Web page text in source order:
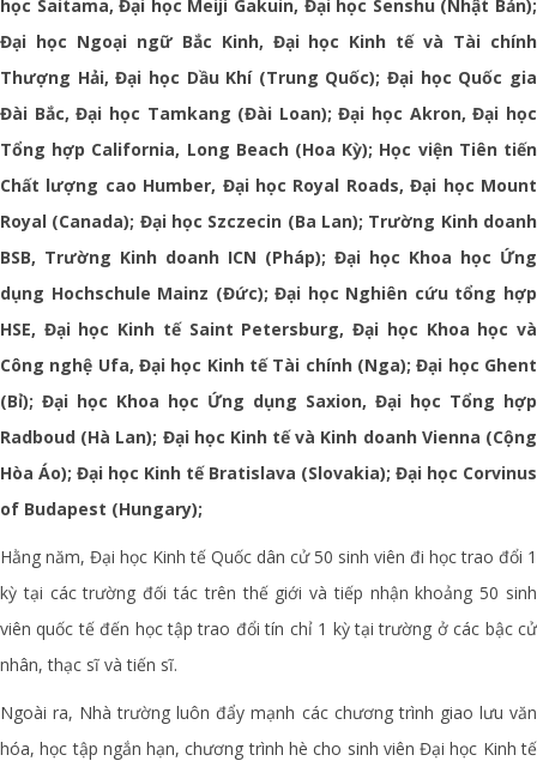
học Saitama, Đại học Meiji Gakuin, Đại học Senshu (Nhật Bản);
Đại học Ngoại ngữ Bắc Kinh, Đại học Kinh tế và Tài chính
Thượng Hải, Đại học Dầu Khí (Trung Quốc); Đại học Quốc gia
Đài Bắc, Đại học Tamkang (Đài Loan); Đại học Akron, Đại học
Tổng hợp California, Long Beach (Hoa Kỳ); Học viện Tiên tiến
Chất lượng cao Humber, Đại học Royal Roads, Đại học Mount
Royal (Canada); Đại học Szczecin (Ba Lan); Trường Kinh doanh
BSB, Trường Kinh doanh ICN (Pháp); Đại học Khoa học Ứng
dụng Hochschule Mainz (Đức); Đại học Nghiên cứu tổng hợp
HSE, Đại học Kinh tế Saint Petersburg, Đại học Khoa học và
Công nghệ Ufa, Đại học Kinh tế Tài chính (Nga); Đại học Ghent
(Bỉ); Đại học Khoa học Ứng dụng Saxion, Đại học Tổng hợp
Radboud (Hà Lan); Đại học Kinh tế và Kinh doanh Vienna (Cộng
Hòa Áo); Đại học Kinh tế Bratislava (Slovakia); Đại học Corvinus
of Budapest (Hungary);
Hằng năm, Đại học Kinh tế Quốc dân cử 50 sinh viên đi học trao đổi 1
kỳ tại các trường đối tác trên thế giới và tiếp nhận khoảng 50 sinh
viên quốc tế đến học tập trao đổi tín chỉ 1 kỳ tại trường ở các bậc cử
nhân, thạc sĩ và tiến sĩ.
Ngoài ra, Nhà trường luôn đẩy mạnh các chương trình giao lưu văn
hóa, học tập ngắn hạn, chương trình hè cho sinh viên Đại học Kinh tế